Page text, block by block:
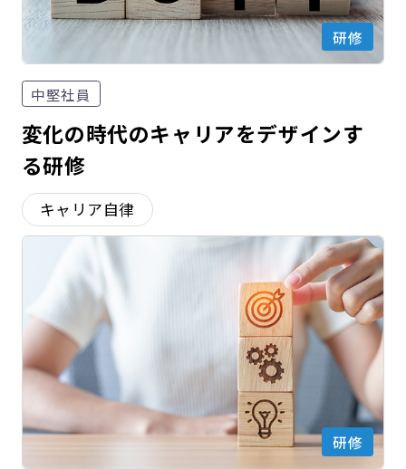
研修
中堅社員
変化の時代のキャリアをデザインす
る研修
キャリア自律
研修